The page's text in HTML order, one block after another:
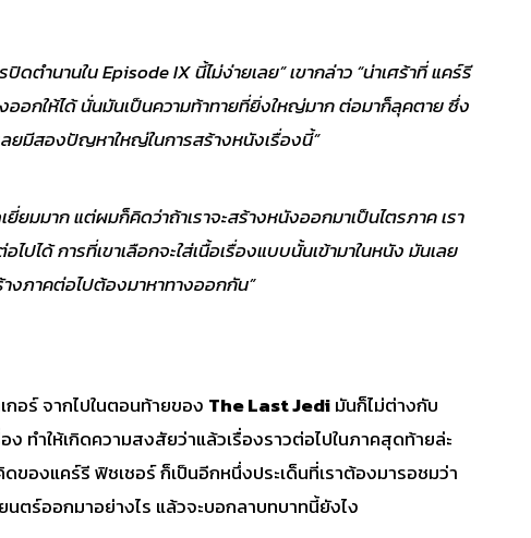
ตำนานใน Episode IX นี้ไม่ง่ายเลย” เขากล่าว “น่าเศร้าที่ แคร์รี
ออกให้ได้ นั่นมันเป็นความท้าทายที่ยิ่งใหญ่มาก ต่อมาก็ลุคตาย ซึ่ง
ยมีสองปัญหาใหญ่ในการสร้างหนังเรื่องนี้”
มมาก แต่ผมก็คิดว่าถ้าเราจะสร้างหนังออกมาเป็นไตรภาค เรา
ปได้ การที่เขาเลือกจะใส่เนื้อเรื่องแบบนั้นเข้ามาในหนัง มันเลย
งภาคต่อไปต้องมาหาทางออกกัน”
อร์ จากไปในตอนท้ายของ The Last Jediมันก็ไม่ต่างกับ
ทำให้เกิดความสงสัยว่าแล้วเรื่องราวต่อไปในภาคสุดท้ายล่ะ
ของแคร์รี ฟิชเชอร์ ก็เป็นอีกหนึ่งประเด็นที่เราต้องมารอชมว่า
นตร์ออกมาอย่างไร แล้วจะบอกลาบทบาทนี้ยังไง